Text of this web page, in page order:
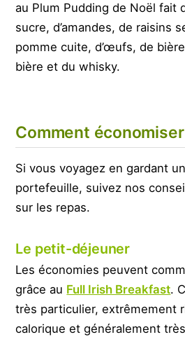
au Plum Pudding de Noël fait
sucre, d’amandes, de raisins
pomme cuite, d’œufs, de
bière et du whisky.
Comment
Si vous voyagez en gardant
portefeuille, suivez nos
sur les repas.
Le petit-déjeuner
Les économies peuvent
grâce au Full Irish Breakfast.
très particulier, extrêmement
calorique et généralement